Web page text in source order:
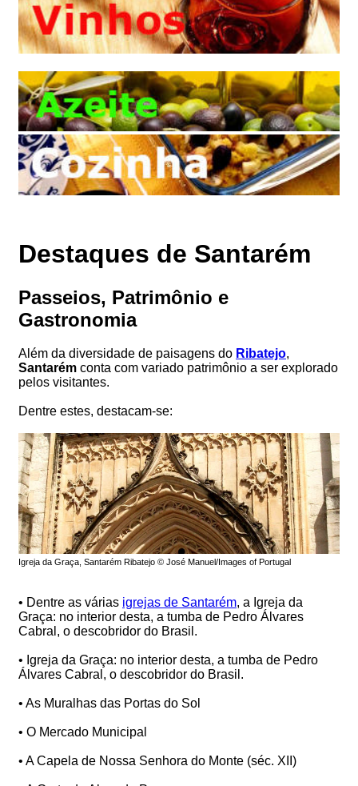
Destaques de Santarém
Passeios, Patrimônio e
Gastronomia
Além da diversidade de paisagens do Ribatejo,
Santarém conta com variado patrimônio a ser explorado
pelos visitantes.
Dentre estes, destacam-se:
Igreja da Graça, Santarém Ribatejo © José Manuel/Images of Portugal
• Dentre as várias igrejas de Santarém, a Igreja da
Graça: no interior desta, a tumba de Pedro Álvares
Cabral, o descobridor do Brasil.
• Igreja da Graça: no interior desta, a tumba de Pedro
Álvares Cabral, o descobridor do Brasil.
• As Muralhas das Portas do Sol
• O Mercado Municipal
• A Capela de Nossa Senhora do Monte (séc. XII)